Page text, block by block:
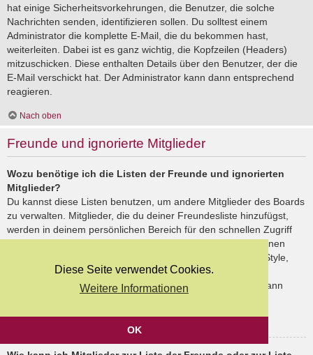
Diese Seite verwendet Cookies.
Weitere Informationen
OK
hat einige Sicherheitsvorkehrungen, die Benutzer, die solche
Nachrichten senden, identifizieren sollen. Du solltest einem
Administrator die komplette E-Mail, die du bekommen hast,
weiterleiten. Dabei ist es ganz wichtig, die Kopfzeilen (Headers)
mitzuschicken. Diese enthalten Details über den Benutzer, der die
E-Mail verschickt hat. Der Administrator kann dann entsprechend
reagieren.
Nach oben
Freunde und ignorierte Mitglieder
Wozu benötige ich die Listen der Freunde und ignorierten
Mitglieder?
Du kannst diese Listen benutzen, um andere Mitglieder des Boards
zu verwalten. Mitglieder, die du deiner Freundesliste hinzufügst,
werden in deinem persönlichen Bereich für den schnellen Zugriff
aufgelistet. Du siehst dort deren Onlinestatus und kannst ihnen
schnell eine Private Nachricht senden. Abhängig von dem Style,
den du verwendest, können Beiträge deiner Freunde auch
hervorgehoben sein. Wenn du einen Benutzer ignorierst, dann